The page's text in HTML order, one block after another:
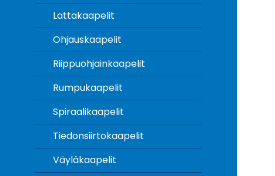
Lattakaapelit
Ohjauskaapelit
Riippuohjainkaapelit
Rumpukaapelit
Spiraalikaapelit
Tiedonsiirtokaapelit
Väyläkaapelit